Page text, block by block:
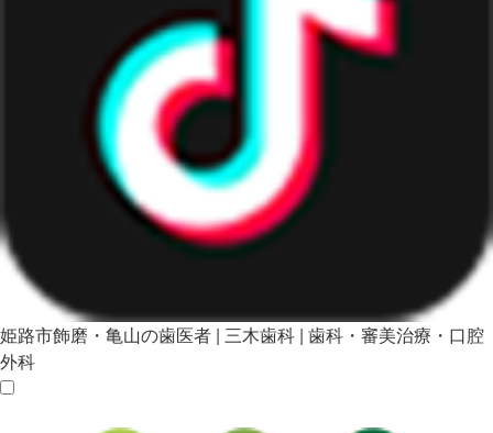
姫路市飾磨・亀山の歯医者 | 三木歯科 | 歯科・審美治療・口腔
外科